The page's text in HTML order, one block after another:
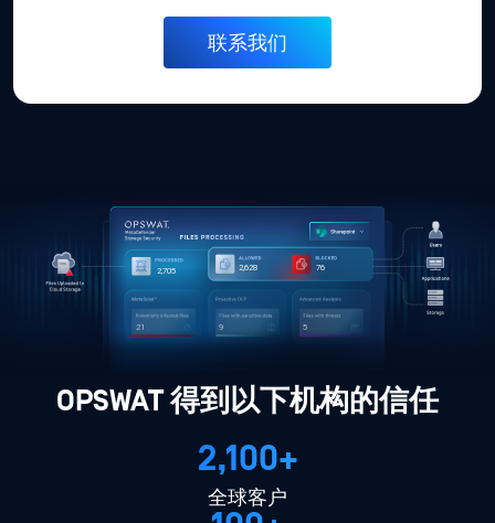
3,473
27 12 6
3,375 98
OPSWAT 得到以下机构的信任
2,100+
全球客户